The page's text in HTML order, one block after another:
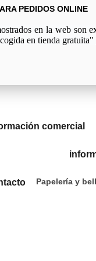
PEDIDOS ONLINE
en la web son
en tienda
comercial
Papelería y